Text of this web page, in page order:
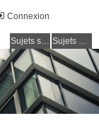
Connexion
Sujets sans réponse Sujets actifs